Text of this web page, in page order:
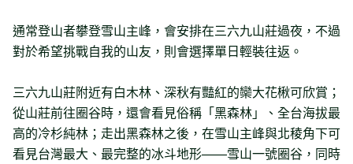
通常登山者攀登雪山主峰，會安排在三六九山莊過夜，不過
對於希望挑戰自我的山友，則會選擇單日輕裝往返。
三六九山莊附近有白木林、深秋有豔紅的欒大花楸可欣賞；
從山莊前往圈谷時，還會看見俗稱「黑森林」、全台海拔最
高的冷杉純林；走出黑森林之後，在雪山主峰與北稜角下可
看見台灣最大、最完整的冰斗地形——雪山一號圈谷，同時